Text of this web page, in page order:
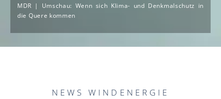
MDR | Umschau: Wenn sich Klima- und Denkmalschutz in
die Quere kommen
NEWS WINDENERGIE